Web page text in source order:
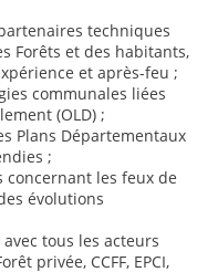
techniques
Forêts et des habitants,
et après-feu ;
communales liées
(OLD) ;
Plans Départementaux
;
les feux de
évolutions
tous les acteurs
privée, CCFF, EPCI,